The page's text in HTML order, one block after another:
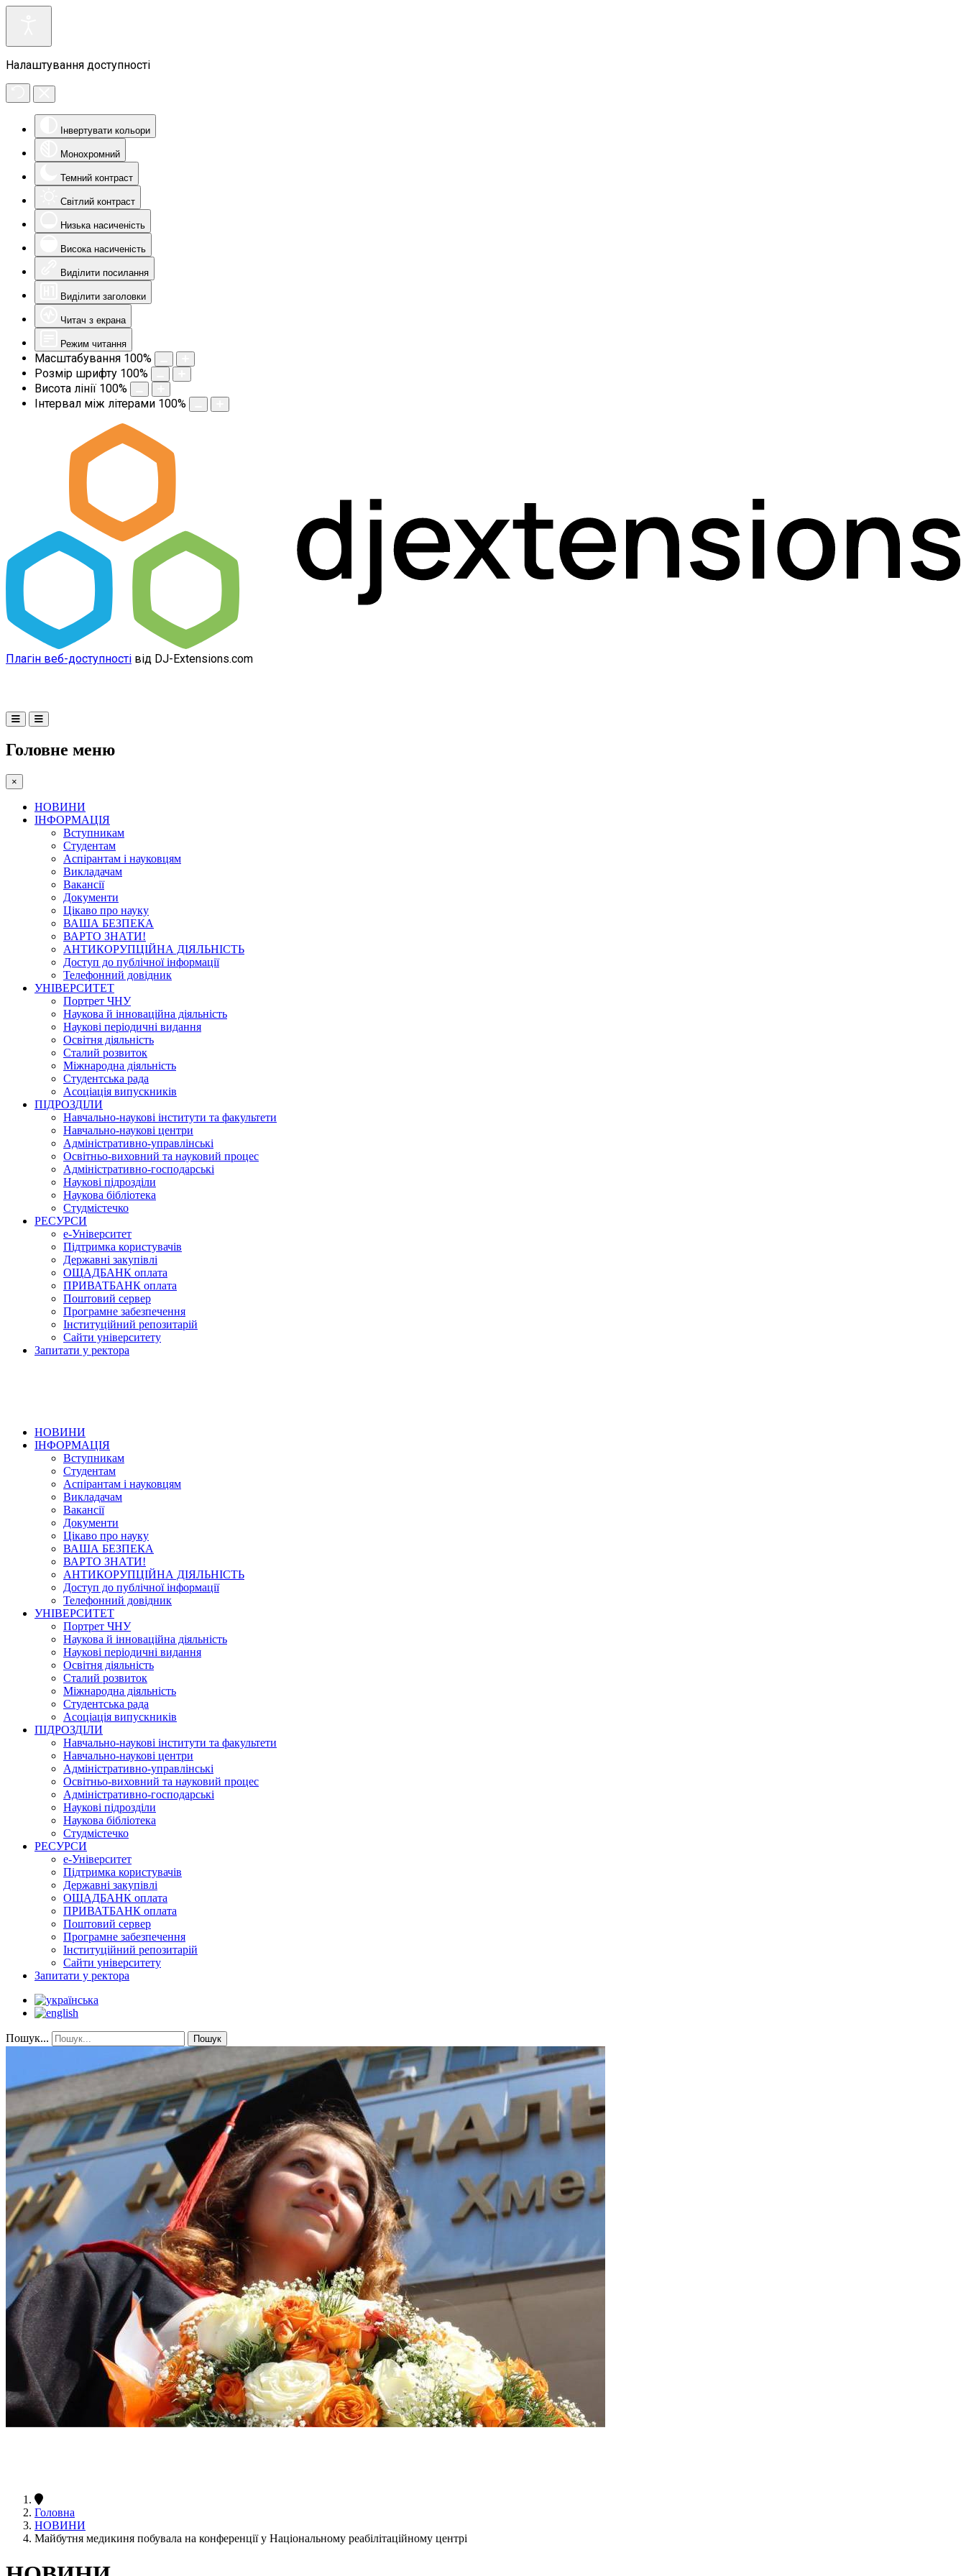
Налаштування доступності
Інвертувати кольори
Монохромний
Темний контраст
Світлий контраст
Низька насиченість
Висока насиченість
Виділити посилання
Виділити заголовки
Читач з екрана
Режим читання
Масштабування 100%
Розмір шрифту 100%
Висота лінії 100%
Інтервал між літерами 100%
Плагін веб-доступності від DJ-Extensions.com
Головне меню
×
НОВИНИ
ІНФОРМАЦІЯ
Вступникам
Студентам
Аспірантам і науковцям
Викладачам
Вакансії
Документи
Цікаво про науку
ВАША БЕЗПЕКА
ВАРТО ЗНАТИ!
АНТИКОРУПЦІЙНА ДІЯЛЬНІСТЬ
Доступ до публічної інформації
Телефонний довідник
УНІВЕРСИТЕТ
Портрет ЧНУ
Наукова й інноваційна діяльність
Наукові періодичні видання
Освітня діяльність
Сталий розвиток
Міжнародна діяльність
Студентська рада
Асоціація випускників
ПІДРОЗДІЛИ
Навчально-наукові інститути та факультети
Навчально-наукові центри
Адміністративно-управлінські
Освітньо-виховний та науковий процес
Адміністративно-господарські
Наукові підрозділи
Наукова бібліотека
Студмістечко
РЕСУРСИ
е-Університет
Підтримка користувачів
Державні закупівлі
ОЩАДБАНК оплата
ПРИВАТБАНК оплата
Поштовий сервер
Програмне забезпечення
Інституційний репозитарій
Сайти університету
Запитати у ректора
НОВИНИ
ІНФОРМАЦІЯ
Вступникам
Студентам
Аспірантам і науковцям
Викладачам
Вакансії
Документи
Цікаво про науку
ВАША БЕЗПЕКА
ВАРТО ЗНАТИ!
АНТИКОРУПЦІЙНА ДІЯЛЬНІСТЬ
Доступ до публічної інформації
Телефонний довідник
УНІВЕРСИТЕТ
Портрет ЧНУ
Наукова й інноваційна діяльність
Наукові періодичні видання
Освітня діяльність
Сталий розвиток
Міжнародна діяльність
Студентська рада
Асоціація випускників
ПІДРОЗДІЛИ
Навчально-наукові інститути та факультети
Навчально-наукові центри
Адміністративно-управлінські
Освітньо-виховний та науковий процес
Адміністративно-господарські
Наукові підрозділи
Наукова бібліотека
Студмістечко
РЕСУРСИ
е-Університет
Підтримка користувачів
Державні закупівлі
ОЩАДБАНК оплата
ПРИВАТБАНК оплата
Поштовий сервер
Програмне забезпечення
Інституційний репозитарій
Сайти університету
Запитати у ректора
Пошук... Пошук
Головна
НОВИНИ
Майбутня медикиня побувала на конференції у Національному реабілітаційному центрі